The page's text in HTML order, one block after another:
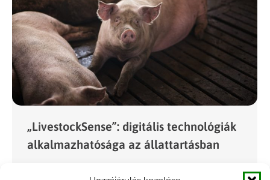
„LivestockSense”: digitális technológiák
alkalmazhatósága az állattartásban